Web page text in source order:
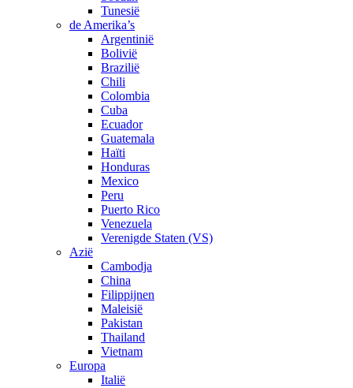
Tunesië
de Amerika’s
Argentinië
Bolivië
Brazilië
Chili
Colombia
Cuba
Ecuador
Guatemala
Haïti
Honduras
Mexico
Peru
Puerto Rico
Venezuela
Verenigde Staten (VS)
Azië
Cambodja
China
Filippijnen
Maleisië
Pakistan
Thailand
Vietnam
Europa
Italië